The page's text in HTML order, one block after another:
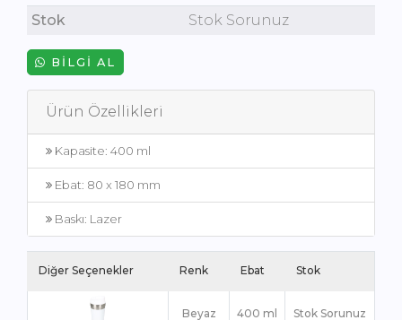
Stok
Stok Sorunuz
BILGI AL
Ürün Özellikleri
Kapasite: 400 ml
Ebat: 80 x 180 mm
Baskı: Lazer
Diğer Seçenekler Renk Ebat Stok
Beyaz 400 ml Stok Sorunuz